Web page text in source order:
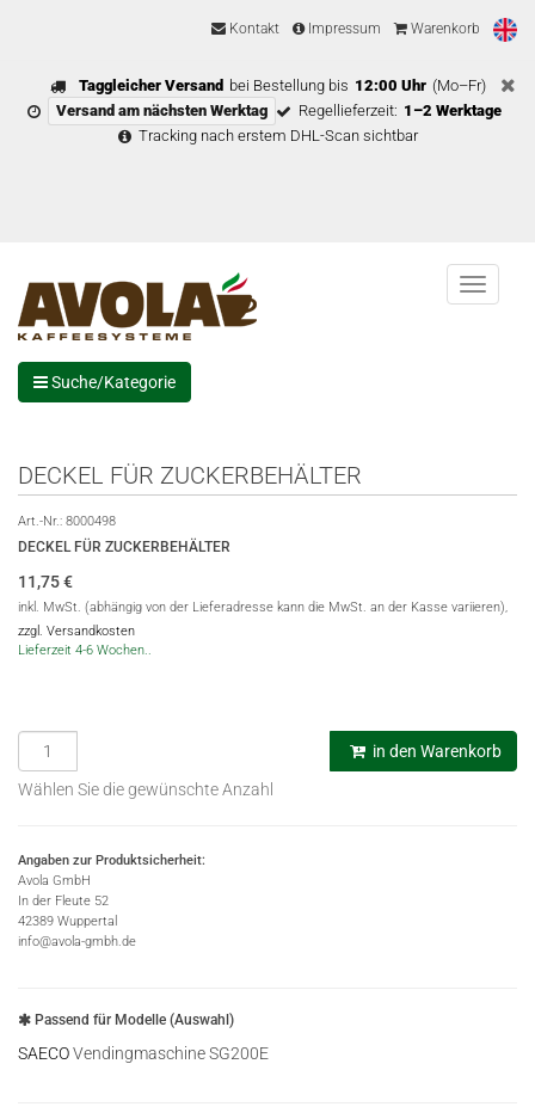
Kontakt Impressum Warenkorb
Taggleicher Versand bei Bestellung bis 12:00 Uhr (Mo–Fr)
Versand am nächsten Werktag
Regellieferzeit: 1–2 Werktage
Tracking nach erstem DHL-Scan sichtbar
Menu
Suche/Kategorie
DECKEL FÜR ZUCKERBEHÄLTER
Art.-Nr.: 8000498
DECKEL FÜR ZUCKERBEHÄLTER
11,75€
inkl. MwSt. (abhängig von der Lieferadresse kann die MwSt. an der Kasse variieren),
zzgl. Versandkosten
Lieferzeit 4-6 Wochen..
in den Warenkorb
Wählen Sie die gewünschte Anzahl
Angaben zur Produktsicherheit:
Avola GmbH
In der Fleute 52
42389 Wuppertal
info@avola-gmbh.de
Passend für Modelle (Auswahl)
SAECOVendingmaschine SG200E